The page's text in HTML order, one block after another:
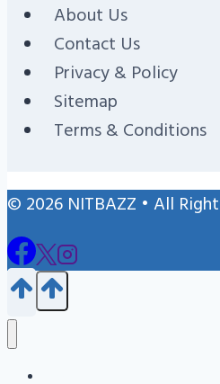
About Us
Contact Us
Privacy & Policy
Sitemap
Terms & Conditions
© 2026 NITBAZZ • All